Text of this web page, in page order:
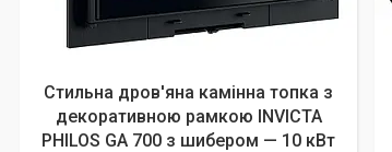
Стильна дров'яна камінна топка з
декоративною рамкою INVICTA
PHILOS GA 700 з шибером — 10 кВт